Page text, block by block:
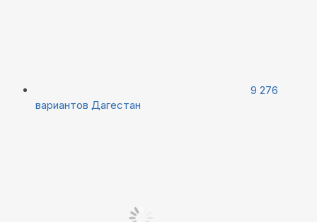
9 276
вариантов Дагестан